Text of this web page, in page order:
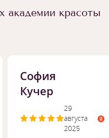
академии красоты
София
Кучер
29
августа
2025